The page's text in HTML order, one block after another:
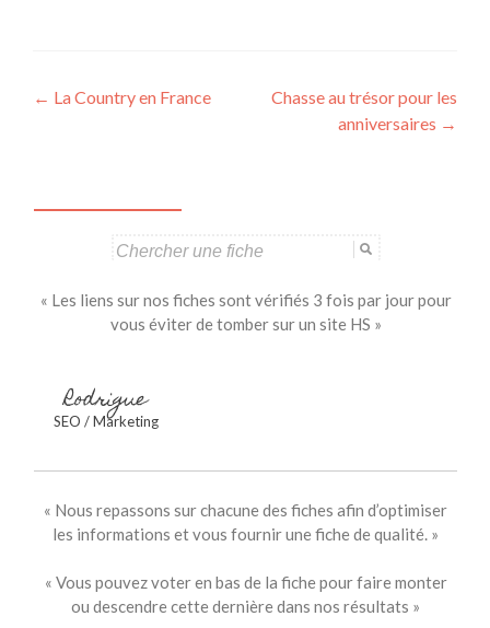
Navigation
← La Country en France
Chasse au trésor pour les
anniversaires →
« Les liens sur nos fiches sont vérifiés 3 fois par jour pour
vous éviter de tomber sur un site HS »
Rodrigue
SEO / Marketing
« Nous repassons sur chacune des fiches afin d’optimiser
les informations et vous fournir une fiche de qualité. »
« Vous pouvez voter en bas de la fiche pour faire monter
ou descendre cette dernière dans nos résultats »